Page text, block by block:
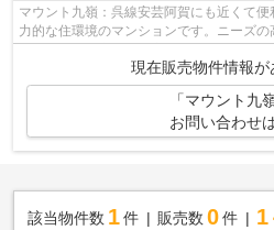
マウント九嶺：呉線安芸阿賀にも近くて
力的な住環境のマンションです。ニーズ
現在販売物件情報が
「マウント九
お問い合わせ
該当物件数 1件 販売数 0 件 1